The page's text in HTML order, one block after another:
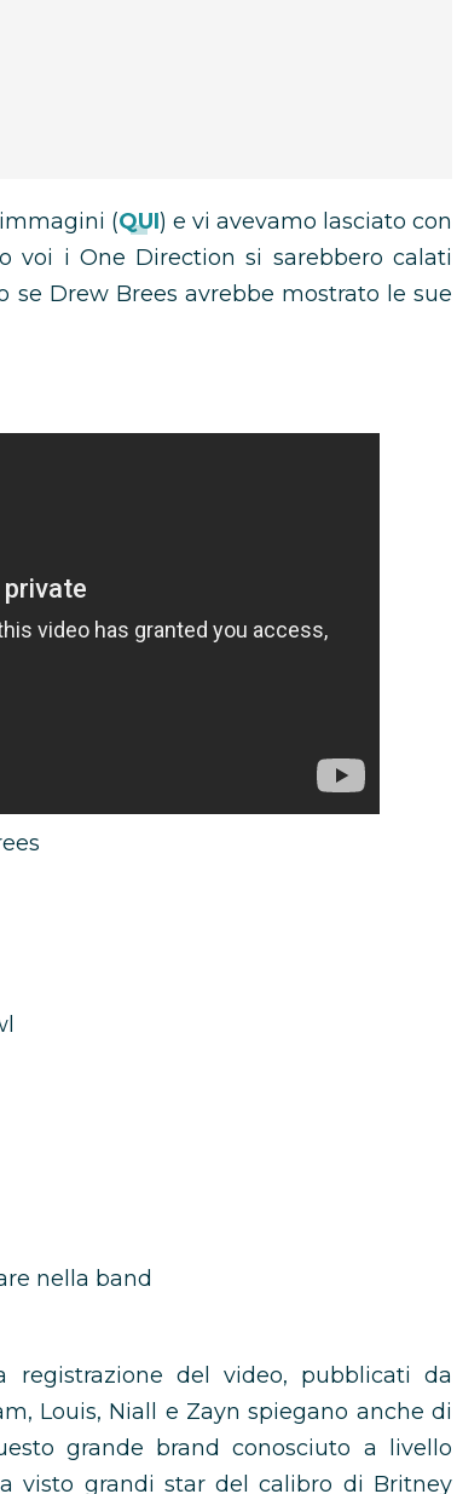
(QUI) e vi avevamo lasciato con
voi i One Direction si sarebbero calati
Drew Brees avrebbe mostrato le sue
nella band
registrazione del video, pubblicati da
Louis, Niall e Zayn spiegano anche di
grande brand conosciuto a livello
visto grandi star del calibro di Britney